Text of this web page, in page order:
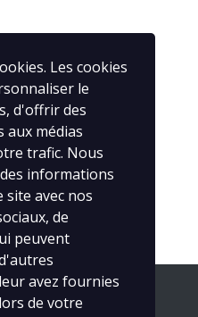
Les cookies
le
d'offrir des
médias
trafic. Nous
informations
avec nos
de
peuvent
avez fournies
de votre